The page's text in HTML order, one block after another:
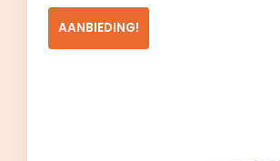
AANBIEDING!